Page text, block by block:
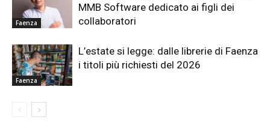
Faenza
MMB Software dedicato ai figli dei
collaboratori
Faenza
L’estate si legge: dalle librerie di Faenza
i titoli più richiesti del 2026